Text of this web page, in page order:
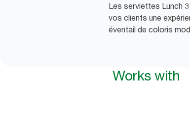
Les serviettes Lunch
vos clients une
éventail de coloris
Works with